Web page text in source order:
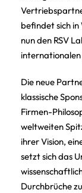
befindet sich
nun den RSV
Die neue
klassische
Firmen-
weltweiten
ihrer Vision,
setzt sich das
Durchbrüche